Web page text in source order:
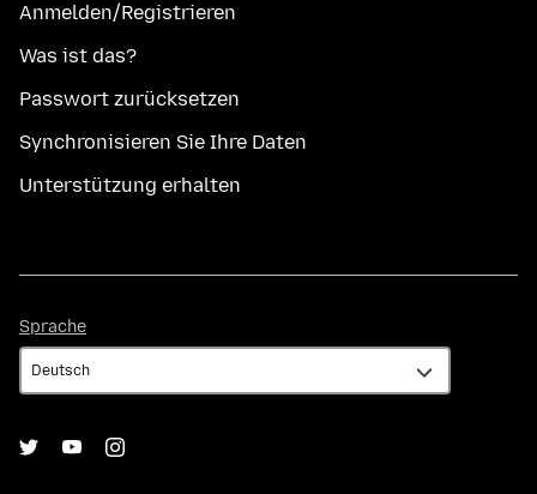
Anmelden/Registrieren
Was ist das?
Passwort zurücksetzen
Synchronisieren Sie Ihre Daten
Unterstützung erhalten
Sprache